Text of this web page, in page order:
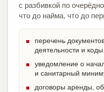
с разбивкой по
что до найма, что до
перечень
деятельности и
уведомление о
и санитарный
договоры аренды,